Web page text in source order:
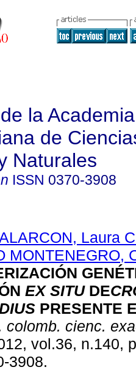
la Academia
de
Naturales
ISSN 0370-3908
Laura
MONTENEGRO,
EX SITU DE
PRESENTE
colomb. cienc.
vol.36, n.140,
3908.